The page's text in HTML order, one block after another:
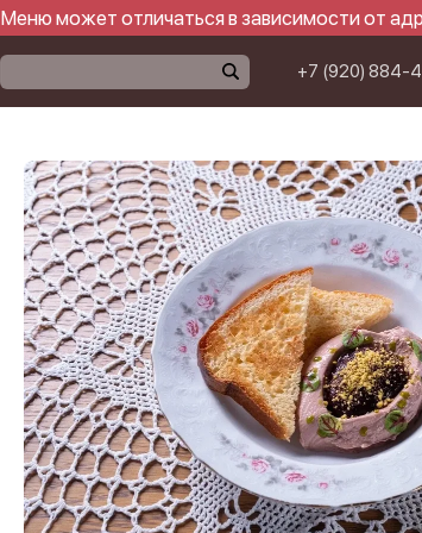
Меню может отличаться в зависимости от
+7 (920) 884-